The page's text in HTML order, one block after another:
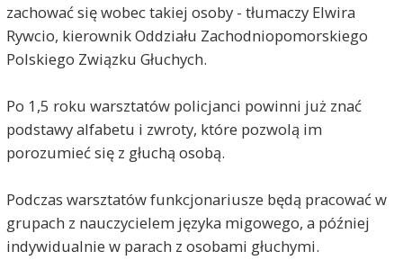
zachować się wobec takiej osoby - tłumaczy Elwira
Rywcio, kierownik Oddziału Zachodniopomorskiego
Polskiego Związku Głuchych.
Po 1,5 roku warsztatów policjanci powinni już znać
podstawy alfabetu i zwroty, które pozwolą im
porozumieć się z głuchą osobą.
Podczas warsztatów funkcjonariusze będą pracować w
grupach z nauczycielem języka migowego, a później
indywidualnie w parach z osobami głuchymi.